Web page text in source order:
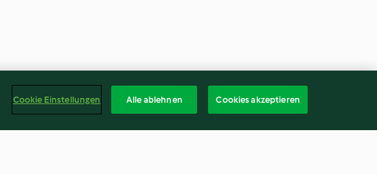
Cookie Einstellungen Alle ablehnen Cookies akzeptieren